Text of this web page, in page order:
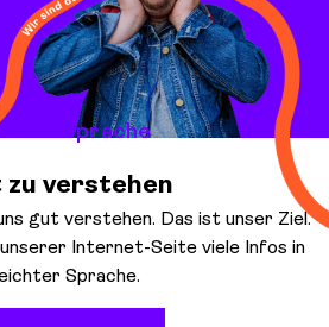
Sprache
zu verstehen
gut verstehen. Das ist unser Ziel.
unserer Internet-Seite viele Infos in
Sprache.